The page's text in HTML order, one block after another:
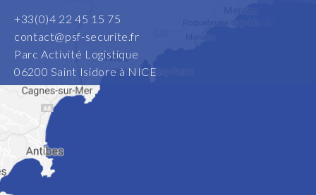
+33(0)4 22 45 15 75
contact@psf-securite.fr
Parc Activité Logistique
06200 Saint Isidore à NICE